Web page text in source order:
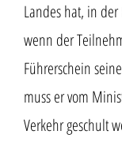
Landes hat, in
wenn der
Führerschein
muss er vom
Verkehr geschult